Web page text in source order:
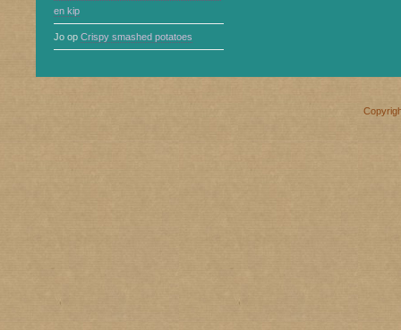
en kip
Jo op Crispy smashed potatoes